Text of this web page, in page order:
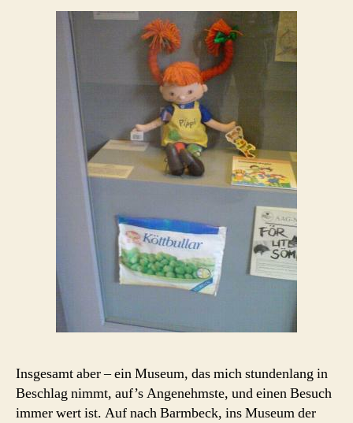
Insgesamt aber – ein Museum, das mich stundenlang in
Beschlag nimmt, auf’s Angenehmste, und einen Besuch
immer wert ist. Auf nach Barmbeck, ins Museum der